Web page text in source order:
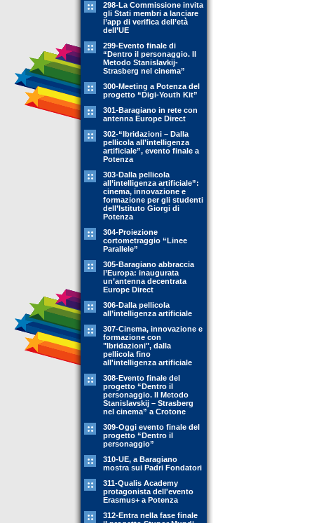
298-La Commissione invita
gli Stati membri a lanciare
l’app di verifica dell’età
dell’UE
299-Evento finale di
“Dentro il personaggio. Il
Metodo Stanislavkij-
Strasberg nel cinema”
300-Meeting a Potenza del
progetto “Digi-Youth Kit”
301-Baragiano in rete con
antenna Europe Direct
302-“Ibridazioni – Dalla
pellicola all’intelligenza
artificiale”, evento finale a
Potenza
303-Dalla pellicola
all’intelligenza artificiale”:
cinema, innovazione e
formazione per gli studenti
dell’Istituto Giorgi di
Potenza
304-Proiezione
cortometraggio “Linee
Parallele”
305-Baragiano abbraccia
l’Europa: inaugurata
un’antenna decentrata
Europe Direct
306-Dalla pellicola
all’intelligenza artificiale
307-Cinema, innovazione e
formazione con
"Ibridazioni", dalla
pellicola fino
all'intelligenza artificiale
308-Evento finale del
progetto “Dentro il
personaggio. Il Metodo
Stanislavskij – Strasberg
nel cinema” a Crotone
309-Oggi evento finale del
progetto “Dentro il
personaggio”
310-UE, a Baragiano
mostra sui Padri Fondatori
311-Qualis Academy
protagonista dell'evento
Erasmus+ a Potenza
312-Entra nella fase finale